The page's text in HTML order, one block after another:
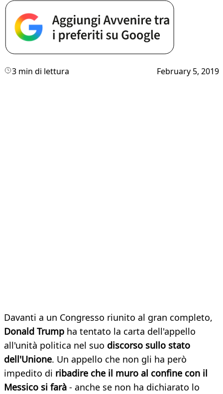
3 min di lettura February 5, 2019
Davanti a un Congresso riunito al gran completo,
Donald Trump ha tentato la carta dell'appello
all'unità politica nel suo discorso sullo stato
dell'Unione. Un appello che non gli ha però
impedito di ribadire che il muro al confine con il
Messico si farà - anche se non ha dichiarato lo